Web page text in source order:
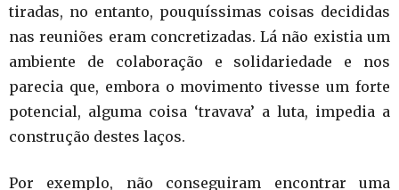
tiradas, no entanto, pouquíssimas coisas decididas
nas reuniões eram concretizadas. Lá não existia um
ambiente de colaboração e solidariedade e nos
parecia que, embora o movimento tivesse um forte
potencial, alguma coisa ‘travava’ a luta, impedia a
construção destes laços.
Por exemplo, não conseguiram encontrar uma